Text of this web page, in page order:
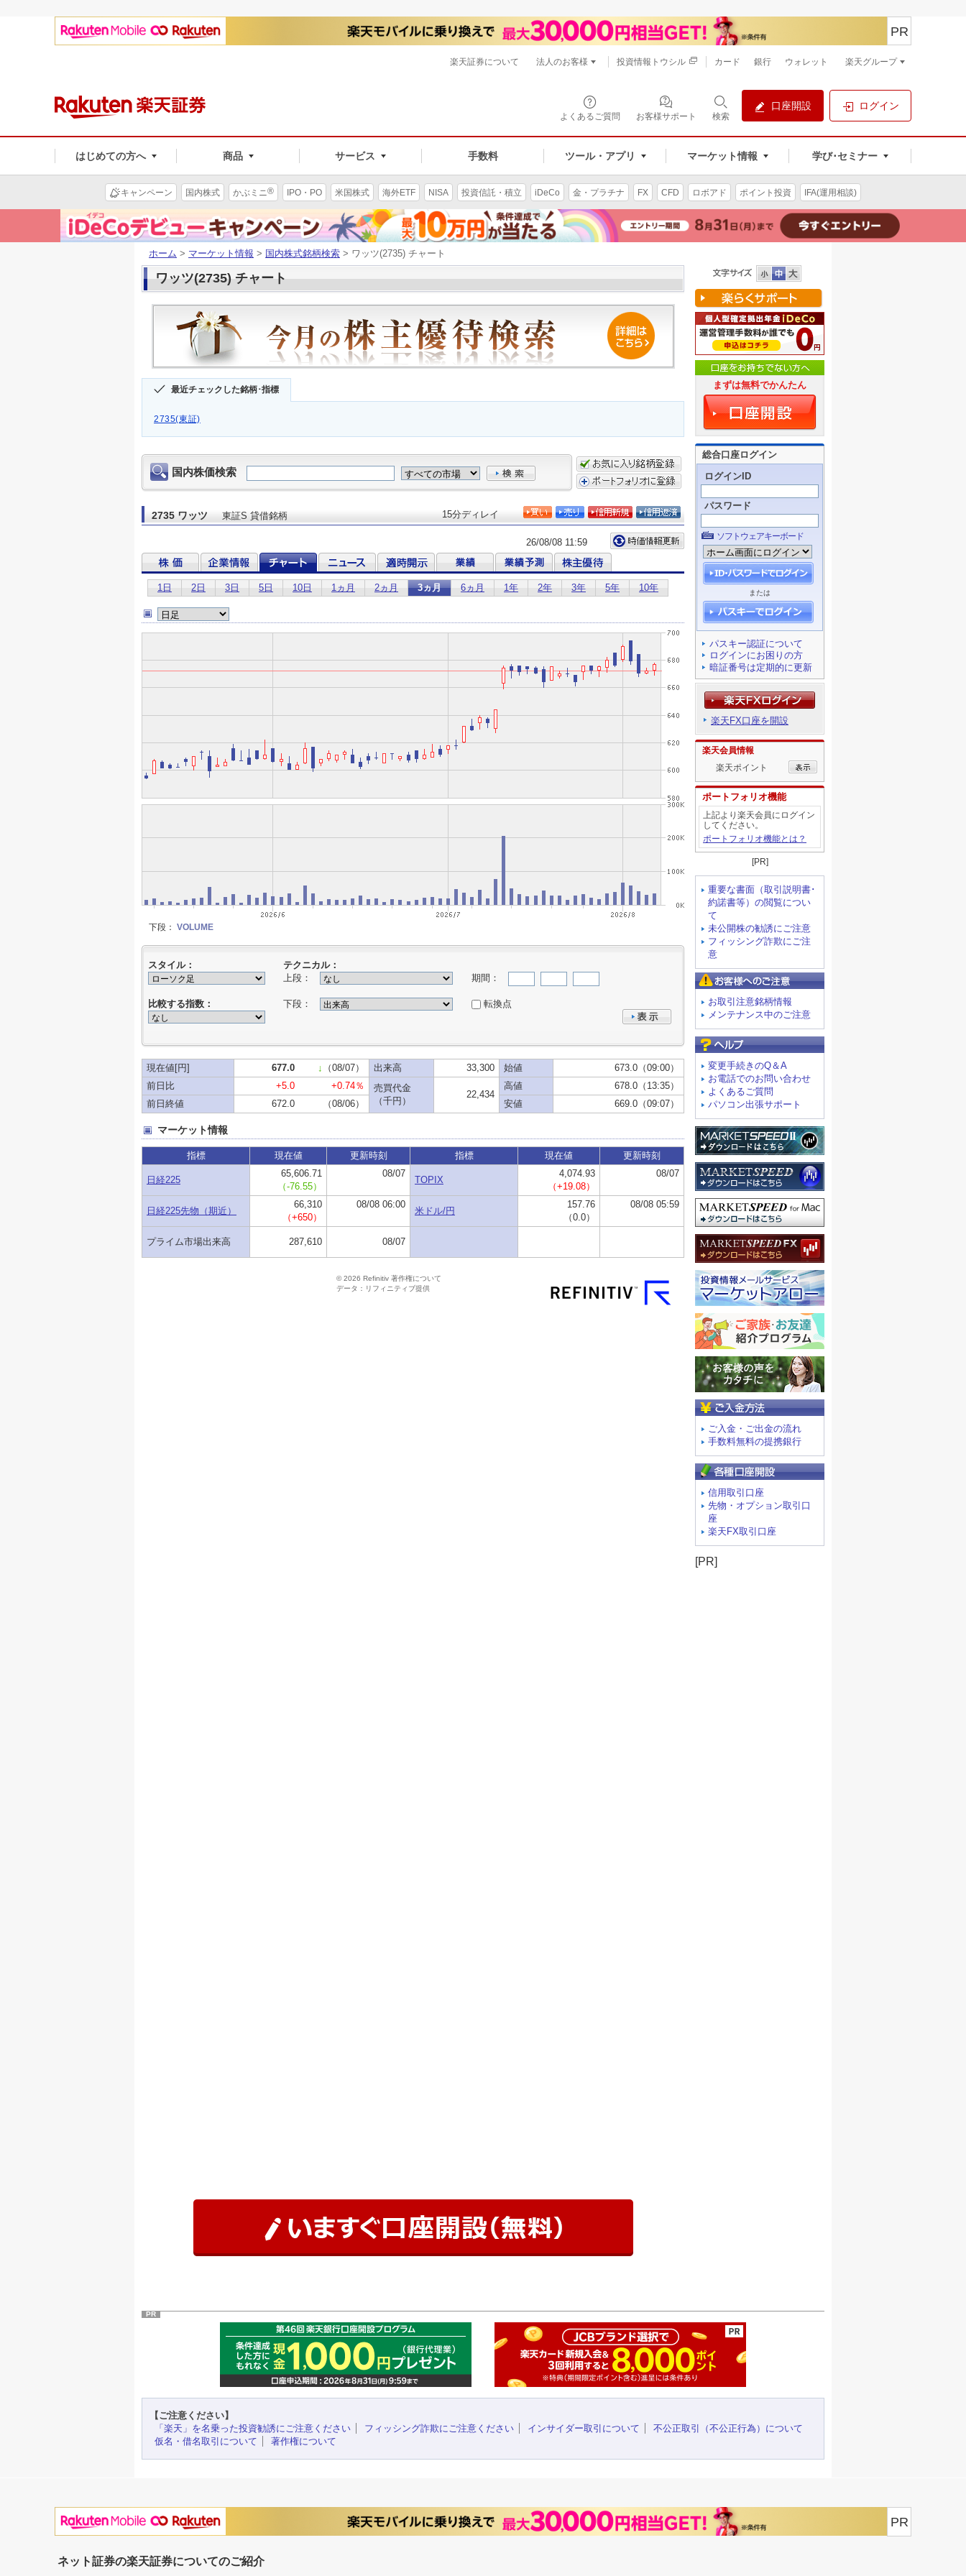
よくあるご質問 お客様サポート 検索
口座開設 ログイン
はじめての方へ 商品 サービス 手数料 ツール・アプリ マーケット情報 学び･セミナー
PR
楽天証券について 法人のお客様 投資情報トウシル カード 銀行 ウォレット 楽天グループ
キャンペーン 国内株式 かぶミニ® IPO・PO 米国株式 海外ETF NISA 投資信託・積立 iDeCo 金・プラチナ FX CFD ロボアド ポイント投資 IFA(運用相談)
ホーム > マーケット情報 > 国内株式銘柄検索 > ワッツ(2735) チャート
ワッツ(2735) チャート
最近チェックした銘柄･指標
2735(東証)
まずは無料でかんたん
総合口座ログイン
ログインID
パスワード
ソフトウェアキーボード
または
パスキー認証について
ログインにお困りの方
暗証番号は定期的に更新
楽天FX口座を開設
楽天会員情報
楽天ポイント
ポートフォリオ機能
上記より楽天会員にログイン
してください。
ポートフォリオ機能とは？
[PR]
重要な書面（取引説明書･
約諾書等）の閲覧につい
て
未公開株の勧誘にご注意
フィッシング詐欺にご注
意
お取引注意銘柄情報
メンテナンス中のご注意
変更手続きのQ＆A
お電話でのお問い合わせ
よくあるご質問
パソコン出張サポート
ご入金・ご出金の流れ
手数料無料の提携銀行
信用取引口座
先物・オプション取引口
座
楽天FX取引口座
[PR]
PR
【ご注意ください】
「楽天」を名乗った投資勧誘にご注意ください
フィッシング詐欺にご注意ください インサイダー取引について
不公正取引（不公正行為）について
仮名・借名取引について
著作権について
PR
ネット証券の楽天証券についてのご紹介